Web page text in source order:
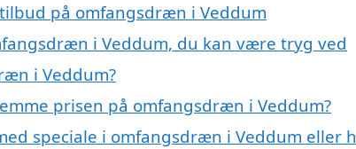
på omfangsdræn i Veddum
i Veddum, du kan være tryg ved
i Veddum?
prisen på omfangsdræn i Veddum?
speciale i omfangsdræn i Veddum eller